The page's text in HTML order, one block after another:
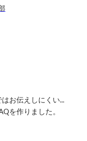
お伝えしにくい...
を作りました。